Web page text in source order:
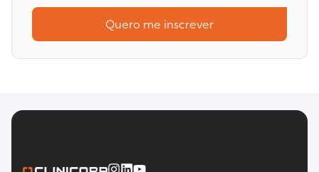
Quero me inscrever